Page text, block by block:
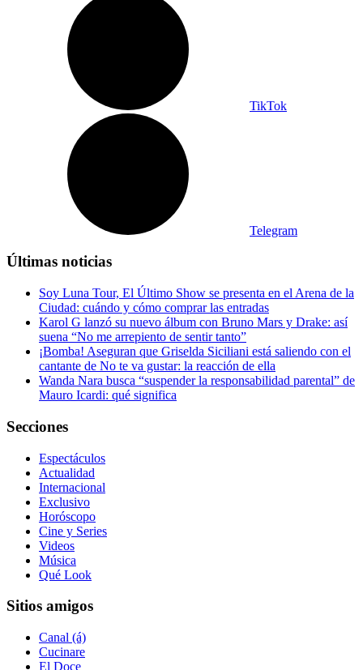
TikTok
Telegram
Últimas noticias
Soy Luna Tour, El Último Show se presenta en el Arena de la
Ciudad: cuándo y cómo comprar las entradas
Karol G lanzó su nuevo álbum con Bruno Mars y Drake: así
suena “No me arrepiento de sentir tanto”
¡Bomba! Aseguran que Griselda Siciliani está saliendo con el
cantante de No te va gustar: la reacción de ella
Wanda Nara busca “suspender la responsabilidad parental” de
Mauro Icardi: qué significa
Secciones
Espectáculos
Actualidad
Internacional
Exclusivo
Horóscopo
Cine y Series
Videos
Música
Qué Look
Sitios amigos
Canal (á)
Cucinare
El Doce